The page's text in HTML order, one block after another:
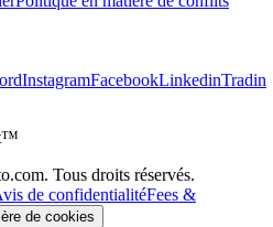
InstagramFacebookLinkedinTradin
Tous droits réservés.
de confidentialitéFees &
de cookies